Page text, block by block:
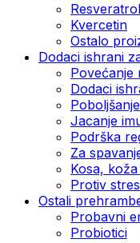
Resveratrol
Kvercetin
Ostalo
Dodaci ishrani
Povećanje
Dodaci
Jacanje
Podrška
Za
Kosa,
Protiv
Ostali
Probavni
Probiotici